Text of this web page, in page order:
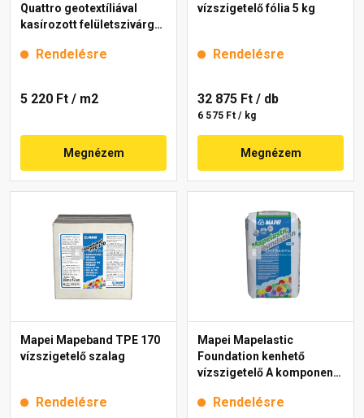
Quattro geotextíliával
kasírozott felületszivárgó
Rendelésre
5 220 Ft / m2
Megnézem
vízszigetelő fólia 5 kg
Rendelésre
32 875 Ft / db
6 575 Ft / kg
Megnézem
Mapei Mapeband TPE 170
vízszigetelő szalag
Rendelésre
Mapei Mapelastic
Foundation kenhető
vízszigetelő A komponens
Rendelésre